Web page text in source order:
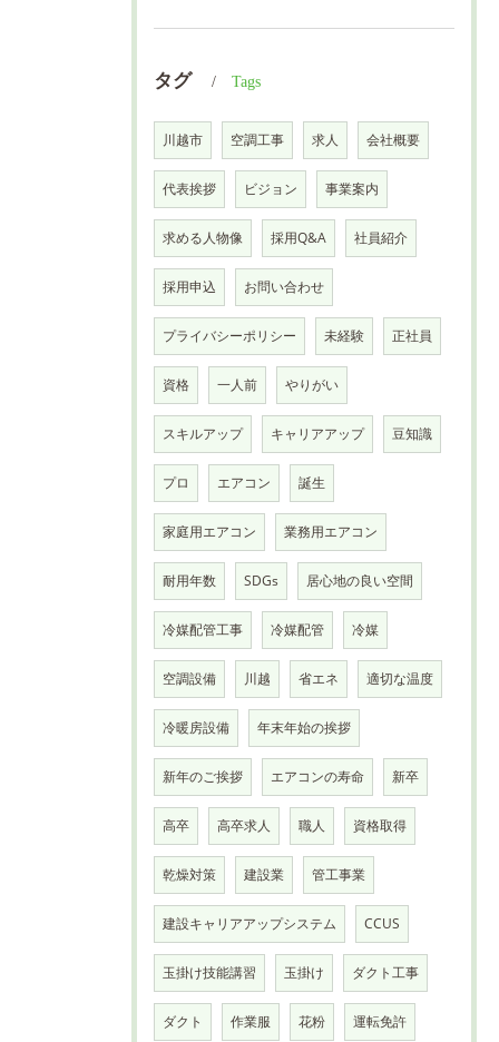
タグ Tags
川越市 空調工事 求人 会社概要
代表挨拶 ビジョン 事業案内
求める人物像 採用Q&A 社員紹介
採用申込 お問い合わせ
プライバシーポリシー 未経験 正社員
資格 一人前 やりがい
スキルアップ キャリアアップ 豆知識
プロ エアコン 誕生
家庭用エアコン 業務用エアコン
耐用年数 SDGs 居心地の良い空間
冷媒配管工事 冷媒配管 冷媒
空調設備 川越 省エネ 適切な温度
冷暖房設備 年末年始の挨拶
新年のご挨拶 エアコンの寿命 新卒
高卒 高卒求人 職人 資格取得
乾燥対策 建設業 管工事業
建設キャリアアップシステム CCUS
玉掛け技能講習 玉掛け ダクト工事
ダクト 作業服 花粉 運転免許